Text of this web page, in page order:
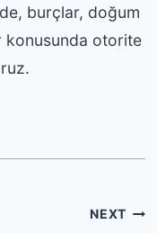
burçlar, doğum
konusunda otorite
NEXT